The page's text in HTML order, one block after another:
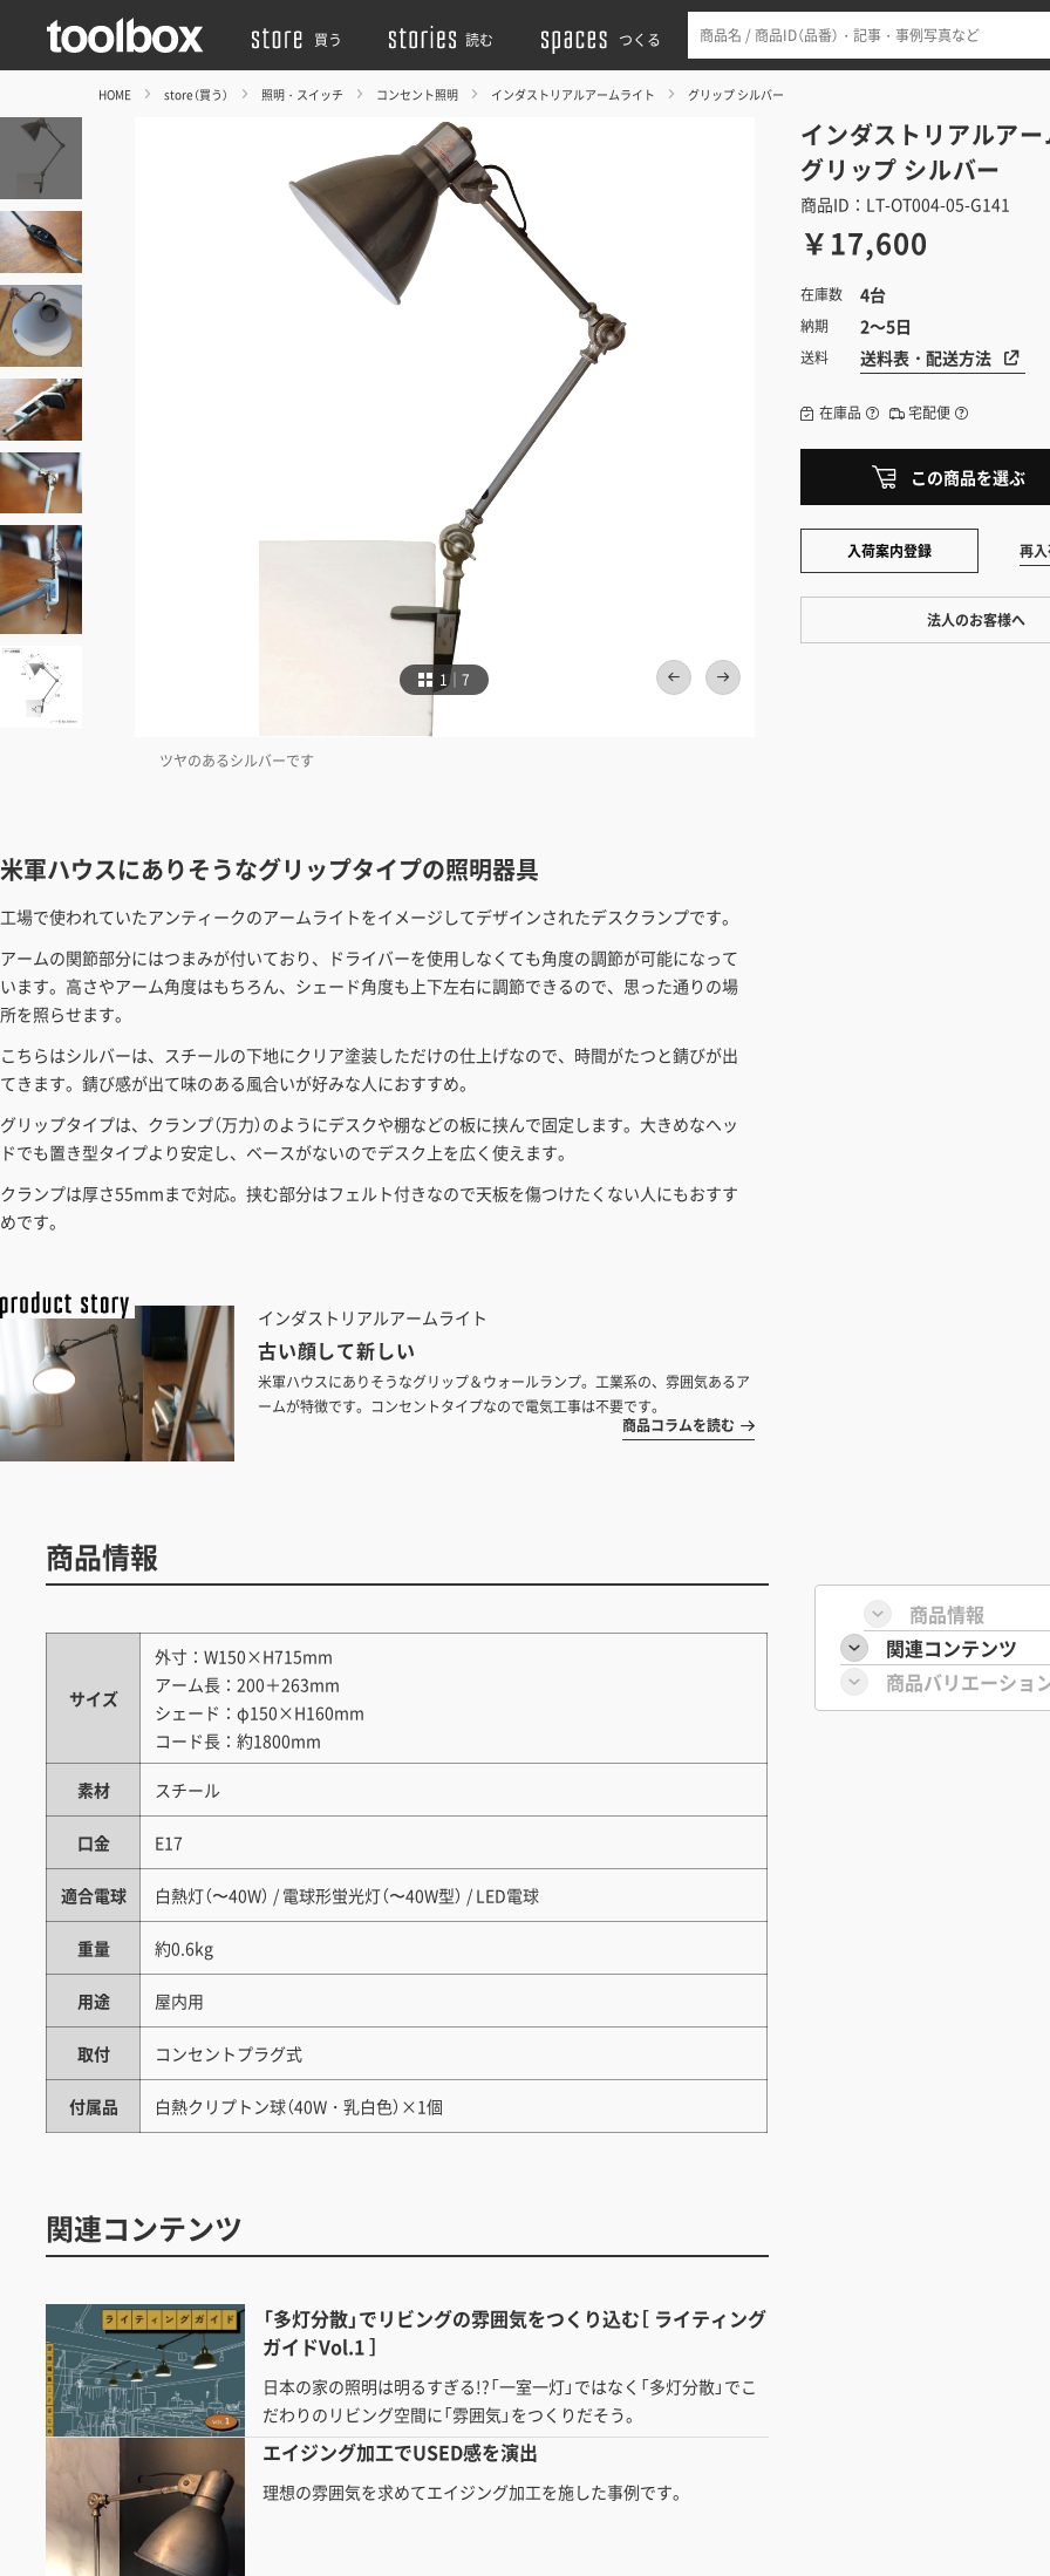
買う 読む つくる
HOME store（買う） 照明・スイッチ コンセント照明 インダストリアルアームライト グリップ シルバー
1｜7
ツヤのあるシルバーです
インダストリアルア
グリップ シルバー
商品ID：LT-OT004-05-G141
￥17,600
在庫数 4台
納期 2～5日
送料 送料表・配送方法
在庫品 宅配便
この商品を選ぶ
入荷案内登録 再
法人のお客様へ
米軍ハウスにありそうなグリップタイプの照明器具
工場で使われていたアンティークのアームライトをイメージしてデザインされたデスクランプです。
アームの関節部分にはつまみが付いており、ドライバーを使用しなくても角度の調節が可能になって
います。高さやアーム角度はもちろん、シェード角度も上下左右に調節できるので、思った通りの場
所を照らせます。
こちらはシルバーは、スチールの下地にクリア塗装しただけの仕上げなので、時間がたつと錆びが出
てきます。錆び感が出て味のある風合いが好みな人におすすめ。
グリップタイプは、クランプ（万力）のようにデスクや棚などの板に挟んで固定します。大きめなヘッ
ドでも置き型タイプより安定し、ベースがないのでデスク上を広く使えます。
クランプは厚さ55mmまで対応。挟む部分はフェルト付きなので天板を傷つけたくない人にもおすす
めです。
インダストリアルアームライト
古い顔して新しい
米軍ハウスにありそうなグリップ＆ウォールランプ。工業系の、雰囲気あるア
ームが特徴です。コンセントタイプなので電気工事は不要です。
商品コラムを読む
商品情報
関連コンテンツ
商品バリエーショ
商品情報
サイズ
外寸：W150×H715mm
アーム長：200＋263mm
シェード：φ150×H160mm
コード長：約1800mm
素材 スチール
口金 E17
適合電球 白熱灯（〜40W） / 電球形蛍光灯（〜40W型） / LED電球
重量 約0.6kg
用途 屋内用
取付 コンセントプラグ式
付属品 白熱クリプトン球（40W・乳白色）×1個
関連コンテンツ
「多灯分散」でリビングの雰囲気をつくり込む［ ライティング
ガイドVol.1 ］
日本の家の照明は明るすぎる!?「一室一灯」ではなく「多灯分散」でこ
だわりのリビング空間に「雰囲気」をつくりだそう。
エイジング加工でUSED感を演出
理想の雰囲気を求めてエイジング加工を施した事例です。